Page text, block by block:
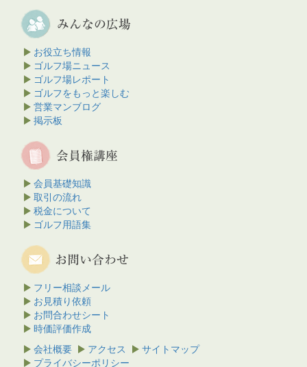
お役立ち情報
ゴルフ場ニュース
ゴルフ場レポート
ゴルフをもっと楽しむ
営業マンブログ
掲示板
会員基礎知識
取引の流れ
税金について
ゴルフ用語集
フリー相談メール
お見積り依頼
お問合わせシート
時価評価作成
会社概要
アクセス
サイトマップ
プライバシーポリシー